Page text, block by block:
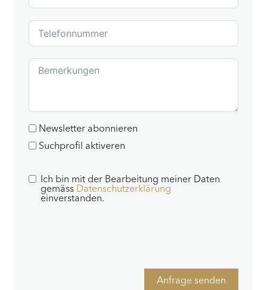
Newsletter abonnieren
Suchprofil aktiveren
Ich bin mit der Bearbeitung meiner Daten
gemäss Datenschutzerklärung
einverstanden.
Anfrage senden